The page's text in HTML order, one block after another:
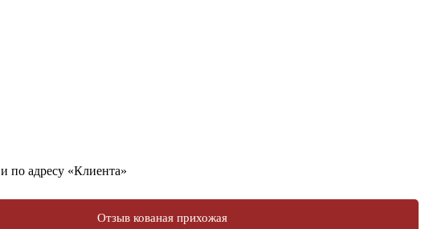
по адресу «Клиента»
Отзыв кованая прихожая